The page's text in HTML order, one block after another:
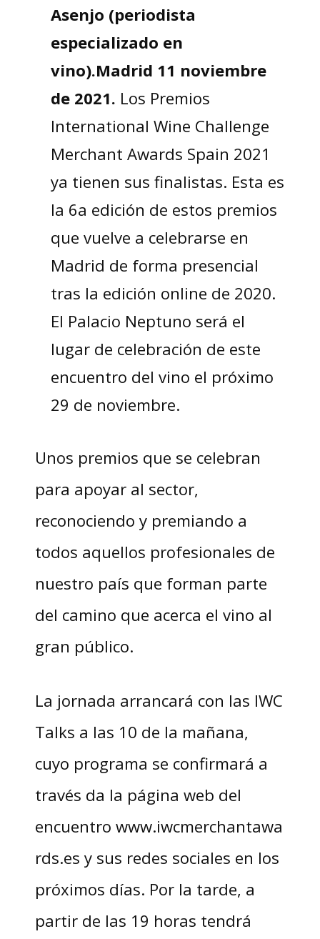
Asenjo (periodista
especializado en
vino).Madrid 11 noviembre
de 2021. Los Premios
International Wine Challenge
Merchant Awards Spain 2021
ya tienen sus finalistas. Esta es
la 6a edición de estos premios
que vuelve a celebrarse en
Madrid de forma presencial
tras la edición online de 2020.
El Palacio Neptuno será el
lugar de celebración de este
encuentro del vino el próximo
29 de noviembre.
Unos premios que se celebran
para apoyar al sector,
reconociendo y premiando a
todos aquellos profesionales de
nuestro país que forman parte
del camino que acerca el vino al
gran público.
La jornada arrancará con las IWC
Talks a las 10 de la mañana,
cuyo programa se confirmará a
través da la página web del
encuentro www.iwcmerchantawa
rds.es y sus redes sociales en los
próximos días. Por la tarde, a
partir de las 19 horas tendrá